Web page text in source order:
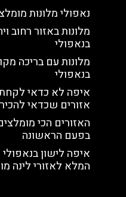
נאפולי מלונות
מלונות באזור רחוב
בנאפולי
מלונות עם בריכה
בנאפולי
איפה לא כדאי לקחת
אזורים שכדאי
האזורים הכי
בפעם הראשונה
איפה לישון
המלא לאזורי לינה